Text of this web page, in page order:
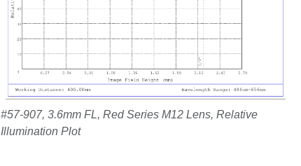
#57-907, 3.6mm FL, Red Series M12 Lens, Relative
Illumination Plot